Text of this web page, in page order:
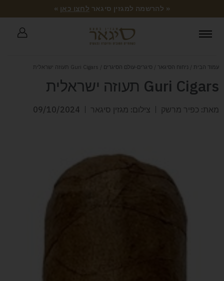
« להרשמה למגזין סיגאר לחצו כאן »
עמוד הבית / ניחוח הסיגאר / סיגרים-עולם הסיגרים / Guri Cigars תעוזה ישראלית
Guri Cigars תעוזה ישראלית
מאת: כפיר מרשק צילום: מגזין סיגאר 09/10/2024